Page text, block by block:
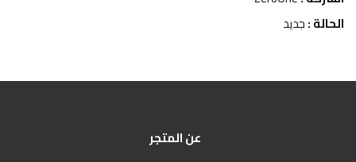
الحالة :جديد
عن المتجر